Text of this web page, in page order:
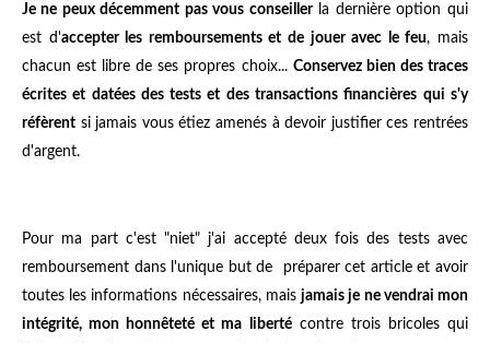
Je ne peux décemment pas vous conseillerla dernière option qui
est d'accepter les remboursements et de jouer avec le feu, mais
chacun est libre de ses propres choix... Conservez bien des traces
écrites et datées des tests et des transactions financières qui s'y
réfèrent si jamais vous étiez amenés à devoir justifier ces rentrées
d'argent.
Pour ma part c'est "niet" j'ai accepté deux fois des tests avec
remboursement dans l'unique but de préparer cet article et avoir
toutes les informations nécessaires, maisjamais je ne vendrai mon
intégrité, mon honnêteté et ma libertécontre trois bricoles qui